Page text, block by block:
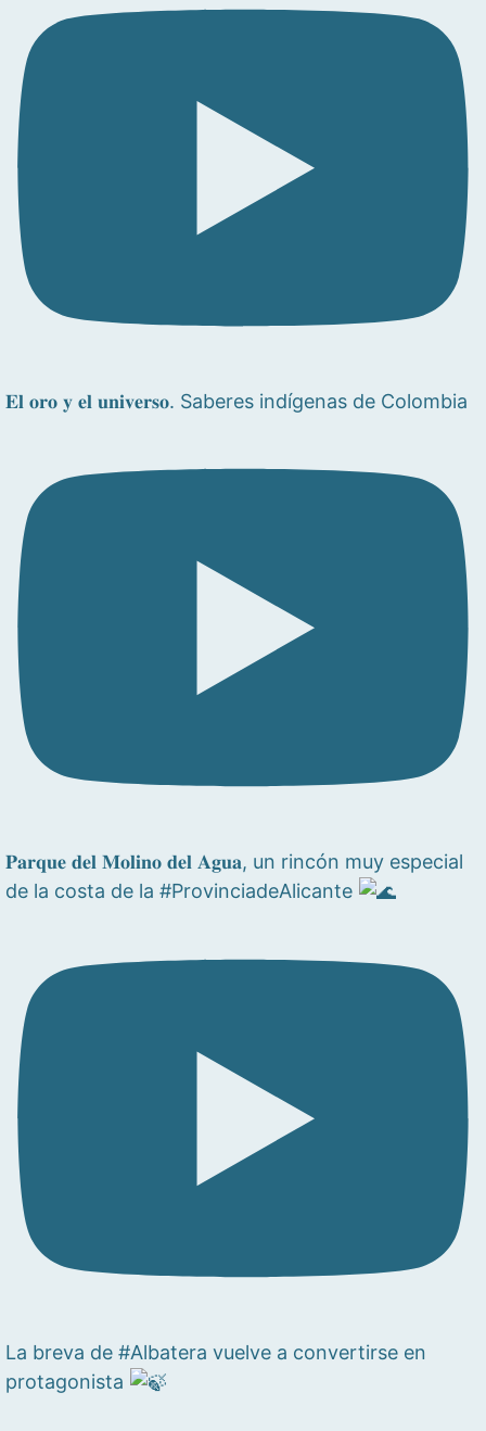
𝐄𝐥 𝐨𝐫𝐨 𝐲 𝐞𝐥 𝐮𝐧𝐢𝐯𝐞𝐫𝐬𝐨. Saberes indígenas de Colombia
𝐏𝐚𝐫𝐪𝐮𝐞 𝐝𝐞𝐥 𝐌𝐨𝐥𝐢𝐧𝐨 𝐝𝐞𝐥 𝐀𝐠𝐮𝐚, un rincón muy especial
de la costa de la #ProvinciadeAlicante
La breva de #Albatera vuelve a convertirse en
protagonista